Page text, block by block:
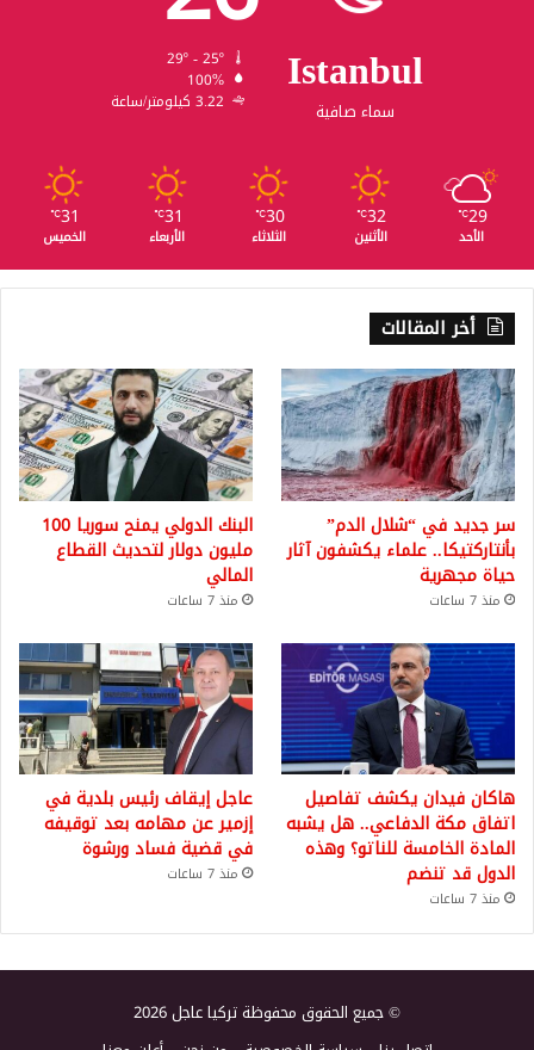
Istanbul
سماء صافية
100%
3.22 كيلومتر/ساعة
29
℃
الأحد
32
℃
الأثنين
30
℃
الثلاثاء
31
℃
الأربعاء
31
℃
الخميس
أخر المقالات
سر جديد في “شلال الدم”
بأنتاركتيكا.. علماء يكشفون آثار
حياة مجهرية
منذ 7 ساعات
البنك الدولي يمنح سوريا 100
مليون دولار لتحديث القطاع
المالي
منذ 7 ساعات
هاكان فيدان يكشف تفاصيل
اتفاق مكة الدفاعي.. هل يشبه
المادة الخامسة للناتو؟ وهذه
الدول قد تنضم
منذ 7 ساعات
عاجل إيقاف رئيس بلدية في
إزمير عن مهامه بعد توقيفه
في قضية فساد ورشوة
منذ 7 ساعات
© جميع الحقوق محفوظة تركيا عاجل 2026